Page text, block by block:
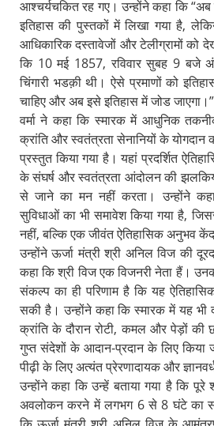
आश्चर्यचकित रह गए। उन्होंने कहा कि “अब
इतिहास की पुस्तकों में लिखा गया है,
आधिकारिक दस्तावेजों और टेलीग्रामों को
कि 10 मई 1857, रविवार सुबह 9 बजे
चिंगारी भडक़ी थी। ऐसे प्रमाणों को
चाहिए और अब इसे इतिहास में जोड जाएगा।”
वर्मा ने कहा कि स्मारक में आधुनिक
क्रांति और स्वतंत्रता सेनानियों के योगदान
प्रस्तुत किया गया है। यहां प्रदर्शित
के संघर्ष और स्वतंत्रता आंदोलन की
से जाने का मन नहीं करता। उन्होंने
सुविधाओं का भी समावेश किया गया है,
नहीं, बल्कि एक जीवंत ऐतिहासिक अनुभव
उन्होंने ऊर्जा मंत्री श्री अनिल विज की
कहा कि श्री विज एक विजनरी नेता हैं।
संकल्प का ही परिणाम है कि यह
सकी है। उन्होंने कहा कि स्मारक में यह भी
क्रांति के दौरान रोटी, कमल और पेड़ों की
गुप्त संदेशों के आदान-प्रदान के लिए किया
पीढ़ी के लिए अत्यंत प्रेरणादायक और
उन्होंने कहा कि उन्हें बताया गया है कि पूरे
अवलोकन करने में लगभग 6 से 8 घंटे का